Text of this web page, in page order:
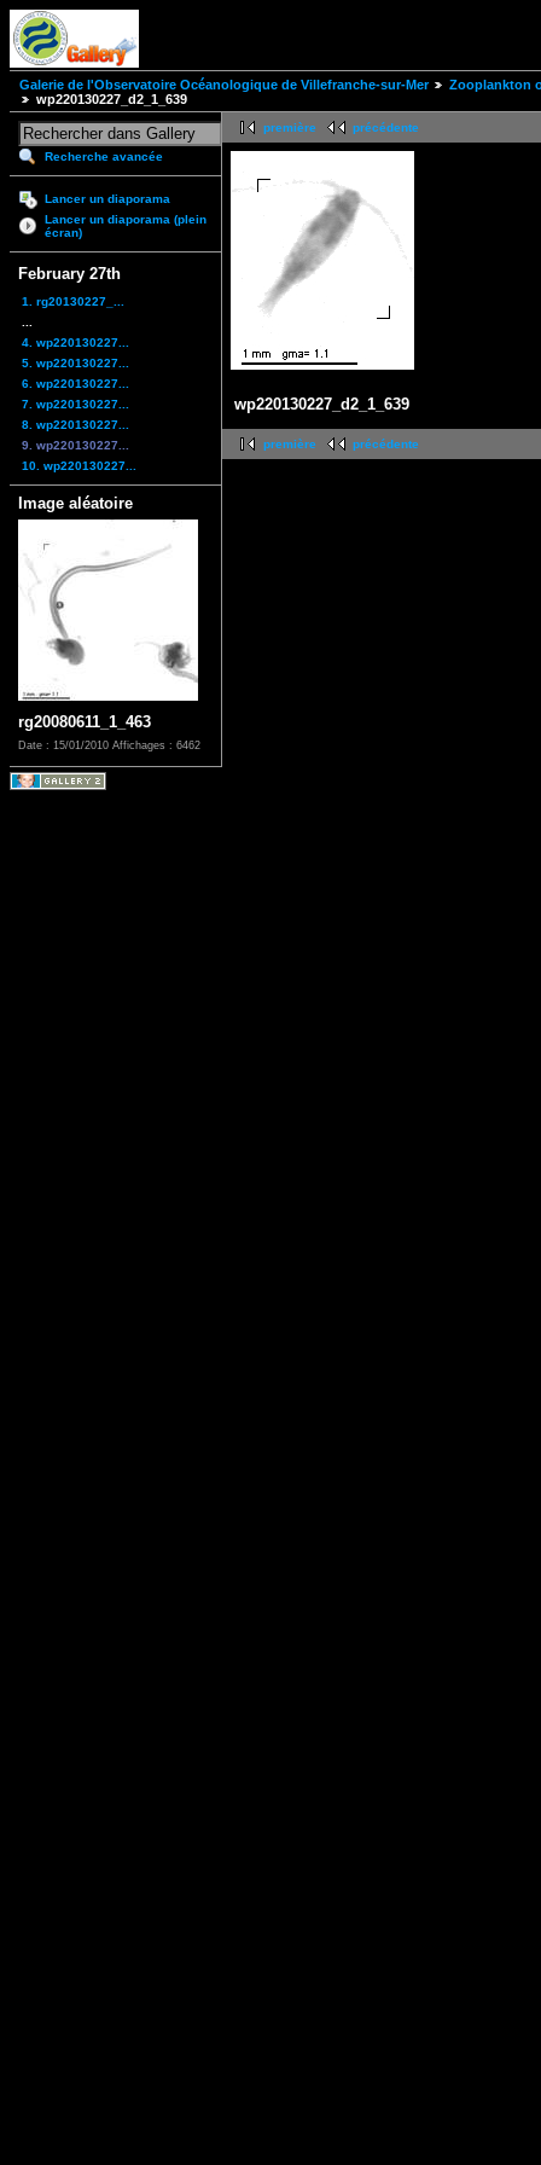
Galerie de l'Observatoire Océanologique de Villefranche-sur-Mer
Zooplankton
wp220130227_d2_1_639
Recherche avancée
Lancer un diaporama
Lancer un diaporama (plein
écran)
February 27th
1. rg20130227_...
4. wp220130227...
5. wp220130227...
6. wp220130227...
7. wp220130227...
8. wp220130227...
9. wp220130227...
10. wp220130227...
Image aléatoire
rg20080611_1_463
Date : 15/01/2010 Affichages : 6462
première précédente
wp220130227_d2_1_639
première précédente